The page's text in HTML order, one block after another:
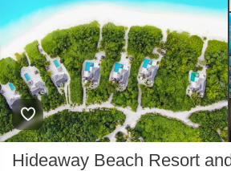
Hideaway Beach Resort